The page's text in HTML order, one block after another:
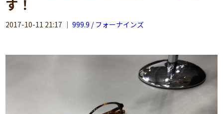
す！
2017-10-11 21:17 ｜999.9 / フォーナインズ